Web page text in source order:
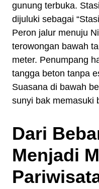
gunung terbuka.
dijuluki sebagai
Peron jalur menuju
terowongan bawah
meter. Penumpang
tangga beton tanpa
Suasana di bawah
sunyi bak memasuki
Dari
Menjadi